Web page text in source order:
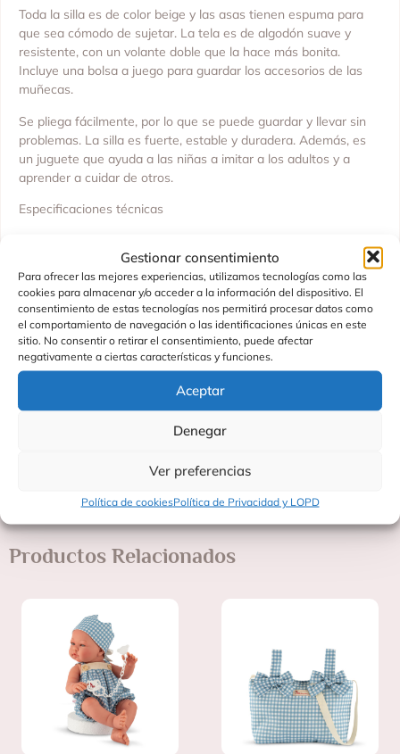
Gestionar consentimiento
Para ofrecer las mejores experiencias, utilizamos tecnologías como las
cookies para almacenar y/o acceder a la información del dispositivo. El
consentimiento de estas tecnologías nos permitirá procesar datos como
el comportamiento de navegación o las identificaciones únicas en este
sitio. No consentir o retirar el consentimiento, puede afectar
negativamente a ciertas características y funciones.
Aceptar
Denegar
Ver preferencias
Política de cookiesPolítica de Privacidad y LOPD
Toda la silla es de color beige y las asas tienen espuma para
que sea cómodo de sujetar. La tela es de algodón suave y
resistente, con un volante doble que la hace más bonita.
Incluye una bolsa a juego para guardar los accesorios de las
muñecas.
Se pliega fácilmente, por lo que se puede guardar y llevar sin
problemas. La silla es fuerte, estable y duradera. Además, es
un juguete que ayuda a las niñas a imitar a los adultos y a
aprender a cuidar de otros.
Especificaciones técnicas
Material: estructura de metal
Incluye:
1 silla de paseo plegable
1 bolsa a juego
Edad recomendada: +3 años
Fabricado por ASIVIL SL
Productos Relacionados